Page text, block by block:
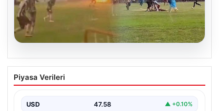
Olmaz denen oldu! Maç sırasında
yıldırım çarptı: O futbolcu hayatını
Piyasa Verileri
USD 47.58 ▲ +0.10%